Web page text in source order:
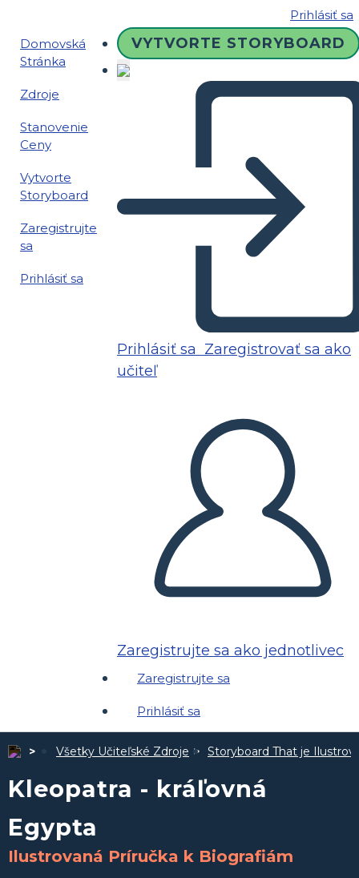
Prihlásiť sa
Domovská
Stránka
Zdroje
Stanovenie
Ceny
Vytvorte
Storyboard
Zaregistrujte
sa
Prihlásiť sa
VYTVORTE STORYBOARD
Prihlásiť sa Zaregistrovať sa ako
učiteľ
Zaregistrujte sa ako jednotlivec
Zaregistrujte sa
Prihlásiť sa
Všetky Učiteľské Zdroje Storyboard That je
Kleopatra - kráľovná
Egypta
Ilustrovaná Príručka k Biografiám